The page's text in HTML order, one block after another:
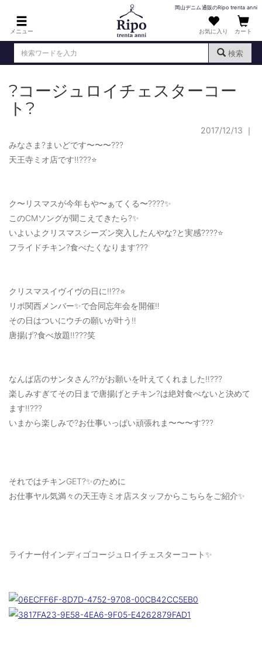
メニュー
岡山デニム通販のRipo trenta anni
お気に入り カート
検索
ログイン （新規会員登録）
MENS : メンズ
PANTS : パンツ
T-SHIRT : Tシャツ
KNIT : ニット
SHIRT : シャツ
LADIES : レディース
DENIM : デニム
PANTS/SKIRT : パンツ・スカート
OUTERS : アウター
OUTLET : アウトレット
新規会員登録
特定商取引法に基づく表記
お問い合わせ
?コージュロイチェスターコー
ト?
2017/12/13 ｜
みなさま?まいどです〜〜〜???
天王寺ミオ店です‼️???⭐️
ク〜リスマスが今年もや〜ぁてくる〜????✨
このCMソングが聞こえてきたら?✨
いよいよクリスマスシーズン突入したんやな?と実感????⭐️
フライドチキン?食べたくなります???
クリスマスイヴイヴの日に‼️??⭐️
リポ関西メンバー✨で合同忘年会を開催‼️
その日はついにウチの願いが叶う‼️
唐揚げ?食べ放題‼️???笑
なんば店のサンタさん??がお願いを叶えてくれました‼️???
楽しみすぎてその日まで唐揚げとチキン?は絶対食べないと決めて
ます‼️???
いまから楽しみで?お仕事いっぱい頑張れま〜〜〜す???
それではチキンGET?✨のために
お仕事ヤル気満々の天王寺ミオ店スタッフからこちらをご紹介✨
ライナー付インディゴコージュロイチェスターコート✨